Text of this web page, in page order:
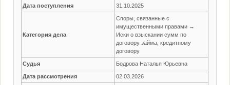
Дата поступления 31.10.2025
Категория дела
Споры, связанные с
имущественными правами →
Иски о взыскании сумм по
договору займа, кредитному
договору
Судья Бодрова Наталья Юрьевна
Дата рассмотрения 02.03.2026